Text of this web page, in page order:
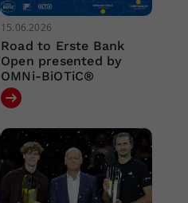
15.06.2026
Road to Erste Bank
Open presented by
OMNi-BiOTiC®